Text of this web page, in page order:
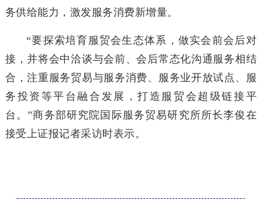
务供给能力，激发服务消费新增量。
“要探索培育服贸会生态体系，做实会前会后对
接，并将会中洽谈与会前、会后常态化沟通服务相结
合，注重服务贸易与服务消费、服务业开放试点、服
务投资等平台融合发展，打造服贸会超级链接平
台。”商务部研究院国际服务贸易研究所所长李俊在
接受上证报记者采访时表示。